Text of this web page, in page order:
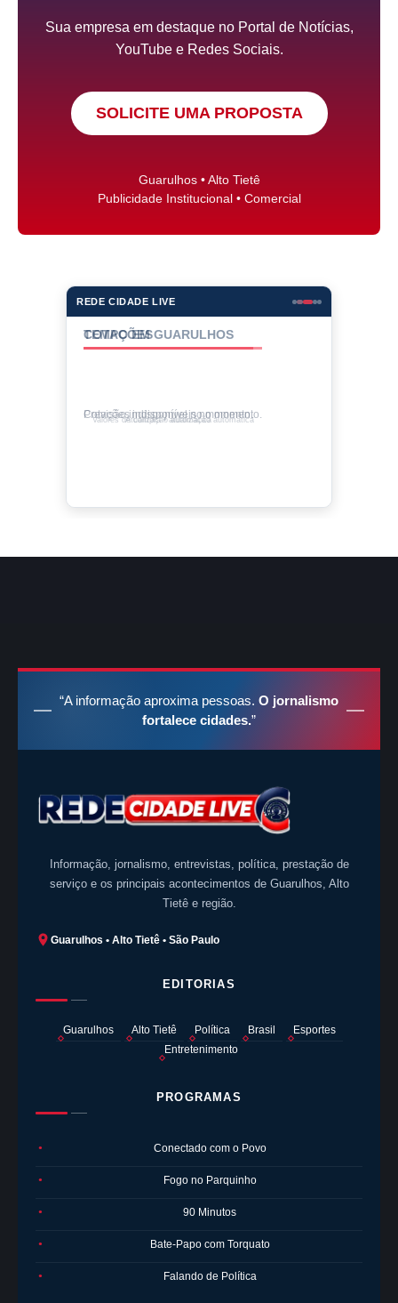
Sua empresa em destaque no Portal de Notícias,
YouTube e Redes Sociais.
SOLICITE UMA PROPOSTA
Guarulhos • Alto Tietê
Publicidade Institucional • Comercial
REDE CIDADE LIVE
COTAÇÕES
Cotações indisponíveis no momento.
Valores de compra • atualização automática
“A informação aproxima pessoas. O jornalismo
fortalece cidades.”
Informação, jornalismo, entrevistas, política, prestação de
serviço e os principais acontecimentos de Guarulhos, Alto
Tietê e região.
Guarulhos • Alto Tietê • São Paulo
EDITORIAS
Guarulhos Alto Tietê Política Brasil
Esportes
Entretenimento
PROGRAMAS
● Conectado com o Povo
● Fogo no Parquinho
● 90 Minutos
● Bate-Papo com Torquato
● Falando de Política